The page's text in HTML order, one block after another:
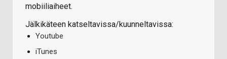
mobiiliaiheet.
Jälkikäteen katseltavissa/kuunneltavissa:
Youtube
iTunes